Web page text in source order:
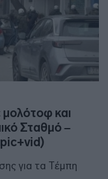
και
Σταθμό –
για τα Τέμπη